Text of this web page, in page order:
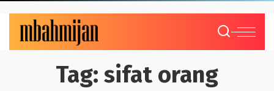
Tag: sifat orang